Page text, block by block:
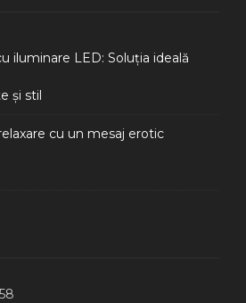
iluminare LED: Soluția ideală
și stil
cu un mesaj erotic